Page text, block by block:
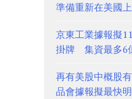
準備重新在美國
京東工業據報擬
掛牌 集資最多6
再有美股中概股
品會據報擬最快